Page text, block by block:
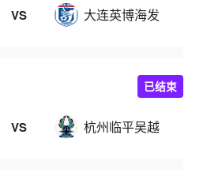
VS 大连英博海发
VS 杭州临平吴越
已结束